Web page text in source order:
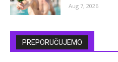
Aug 7, 2026
PREPORUČUJEMO